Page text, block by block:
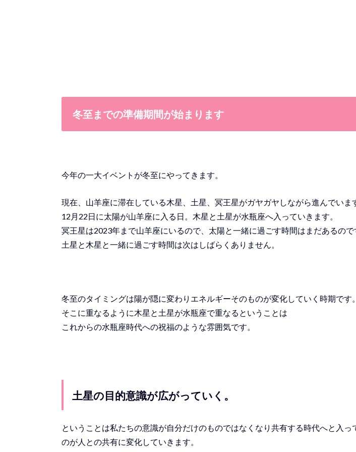
冬至までの準備期間が始まります
今年の一大イベントが冬至にやってきます。
現在、山羊座に滞在している木星、土星、冥王星がガヤガヤしながら進んでいま
12月22日に太陽が山羊座に入る日。木星と土星が水瓶座へ入っていきます。
冥王星は2023年まで山羊座にいるので、太陽と一緒に過ごす時間はまだあるので
土星と木星と一緒に過ごす時間は次はしばらくありません。
冬至のタイミングは陽が隠に変わりエネルギーそのものが変化していく時期です。
そこに重なるように木星と土星が水瓶座で重なるということは
これからの水瓶座時代への祝福のような雰囲気です。
土星の目的意識が広がっていく。
ということは私たちの意識が自分だけのものではなくなり共有する時代へと入っ
のが人との共有に変化していきます。